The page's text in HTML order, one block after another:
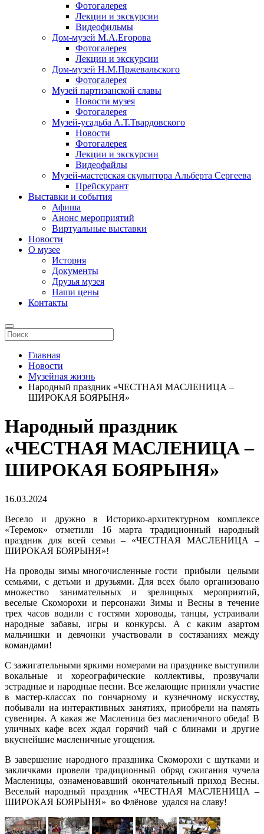
Фотогалерея
Лекции и экскурсии
Видеофильмы
Дом-музей М.А.Егорова
Фотогалерея
Лекции и экскурсии
Дом-музей Н.М.Пржевальского
Фотогалерея
Музей партизанской славы
Новости музея
Фотогалерея
Музей-усадьба А.Т.Твардовского
Новости
Фотогалерея
Лекции и экскурсии
Видеофайлы
Музей-мастерская скульптора Альберта Сергеева
Прейскурант
Выставки и события
Афиша
Анонс мероприятий
Виртуальные выставки
Новости
О музее
История
Документы
Друзья музея
Наши цены
Контакты
Главная
Новости
Музейная жизнь
Народный праздник «ЧЕСТНАЯ МАСЛЕНИЦА –
ШИРОКАЯ БОЯРЫНЯ»
Народный праздник
«ЧЕСТНАЯ МАСЛЕНИЦА –
ШИРОКАЯ БОЯРЫНЯ»
16.03.2024
Весело и дружно в Историко-архитектурном комплексе
«Теремок» отметили 16 марта традиционный народный
праздник для всей семьи – «ЧЕСТНАЯ МАСЛЕНИЦА –
ШИРОКАЯ БОЯРЫНЯ»!
На проводы зимы многочисленные гости прибыли целыми
семьями, с детьми и друзьями. Для всех было организовано
множество занимательных и зрелищных мероприятий,
веселые Скоморохи и персонажи Зимы и Весны в течение
трех часов водили с гостями хороводы, танцы, устраивали
народные забавы, игры и конкурсы. А с каким азартом
мальчишки и девчонки участвовали в состязаниях между
командами!
С зажигательными яркими номерами на празднике выступили
вокальные и хореографические коллективы, прозвучали
эстрадные и народные песни. Все желающие приняли участие
в мастер-классах по гончарному и кузнечному искусству,
побывали на интерактивных занятиях, приобрели на память
сувениры. А какая же Масленица без масленичного обеда! В
уличных кафе всех ждал горячий чай с блинами и другие
вкуснейшие масленичные угощения.
В завершение народного праздника Скоморохи с шутками и
закличками провели традиционный обряд сжигания чучела
Масленицы, ознаменовавший окончательный приход Весны.
Веселый народный праздник «ЧЕСТНАЯ МАСЛЕНИЦА –
ШИРОКАЯ БОЯРЫНЯ» во Флёнове удался на славу!